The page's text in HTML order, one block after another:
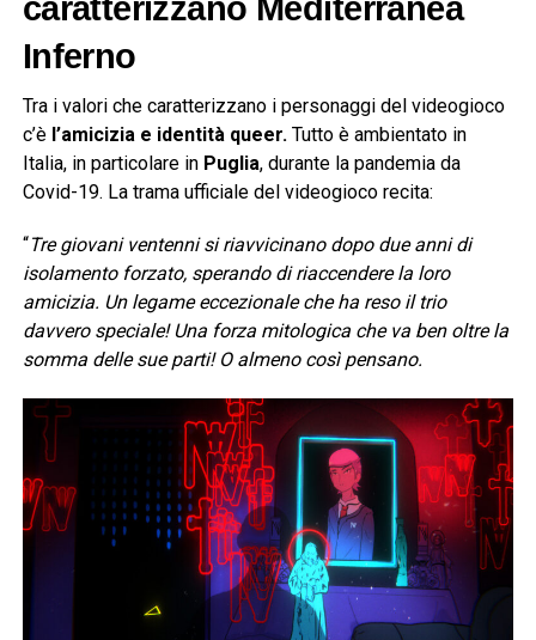
caratterizzano Mediterranea
Inferno
Tra i valori che caratterizzano i personaggi del videogioco
c’èl’amicizia e identità queer. Tutto è ambientato in
Italia, in particolare in Puglia, durante la pandemia da
Covid-19. La trama ufficiale del videogioco recita:
“Tre giovani ventenni si riavvicinano dopo due anni di
isolamento forzato, sperando di riaccendere la loro
amicizia. Un legame eccezionale che ha reso il trio
davvero speciale! Una forza mitologica che va ben oltre la
somma delle sue parti! O almeno così pensano.